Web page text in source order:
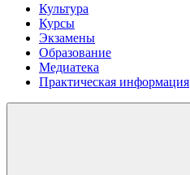
Культура
Курсы
Экзамены
Образование
Медиатека
Практическая информация